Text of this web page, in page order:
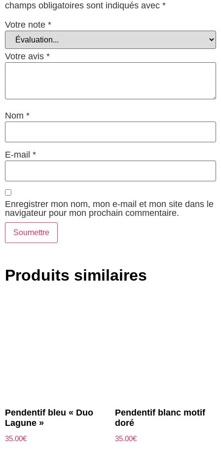
champs obligatoires sont indiqués avec *
Votre note *
Votre avis *
Nom *
E-mail *
Enregistrer mon nom, mon e-mail et mon site dans le
navigateur pour mon prochain commentaire.
Produits similaires
Pendentif bleu « Duo
Lagune »
35.00€
Pendentif blanc motif
doré
35.00€